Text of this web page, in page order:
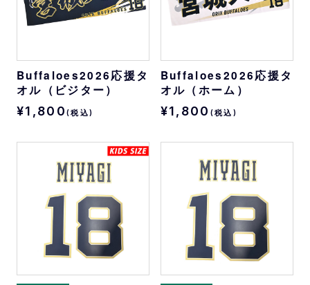
Buffaloes2026応援タ
オル（ビジター）
¥1,800 (税込)
Buffaloes2026応援タ
オル（ホーム）
¥1,800 (税込)